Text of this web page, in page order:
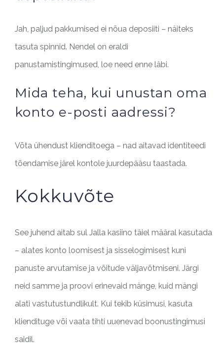
Jah, paljud pakkumised ei nõua deposiiti – näiteks
tasuta spinnid. Nendel on eraldi
panustamistingimused, loe need enne läbi.
Mida teha, kui unustan oma
konto e-posti aadressi?
Võta ühendust klienditoega – nad aitavad identiteedi
tõendamise järel kontole juurdepääsu taastada.
Kokkuvõte
See juhend aitab sul Jalla kasiino täiel määral kasutada
– alates konto loomisest ja sisselogimisest kuni
panuste arvutamise ja võitude väljavõtmiseni. Järgi
neid samme ja proovi erinevaid mänge, kuid mängi
alati vastutustundlikult. Kui tekib küsimusi, kasuta
kliendituge või vaata tihti uuenevad boonustingimusi
saidil.